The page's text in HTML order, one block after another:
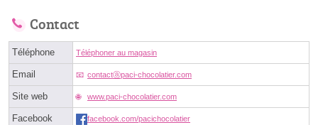
Contact
Téléphone Téléphoner au magasin
Email contactⓐpaci-chocolatier.com
Site web www.paci-chocolatier.com
Facebook facebook.com/pacichocolatier